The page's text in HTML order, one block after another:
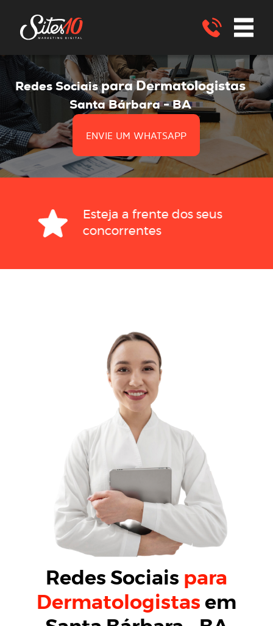
Redes Sociaispara Dermatologistas
Santa Bárbara - BA
ENVIE UM WHATSAPP
Esteja a frente dos seus
concorrentes
Redes Sociais para
Dermatologistas em